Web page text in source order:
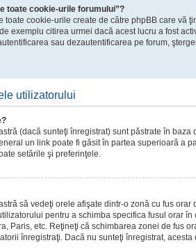
toate cookie-urile forumului”?
toate cookie-urile create de către phpBB care vă
exemplu citirea urmei dacă acest lucru a fost
sau dezautentificarea pe forum,
utilizatorului
(dacă sunteţi înregistrat) sunt păstrate în baza
un link poate fi găsit în partea superioară a
setările şi preferinţele.
să vedeţi orele afişate dintr-o zonă cu fus orar
pentru a schimba specifica fusul orar
Paris, etc. Reţineţi că schimbarea zonei de fus
înregistraţi. Dacă nu sunteţi înregistrat, acesta